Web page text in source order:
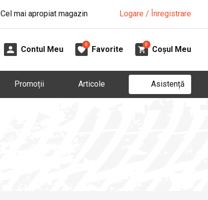
Cel mai apropiat magazin Logare / Înregistrare
Contul Meu
0
Favorite
0
Coșul Meu
Promoții Articole Asistență